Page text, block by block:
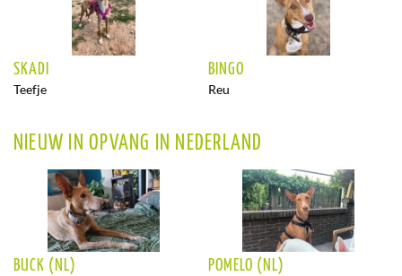
SKADI
Teefje
BINGO
Reu
NIEUW IN OPVANG IN NEDERLAND
BUCK (NL) POMELO (NL)